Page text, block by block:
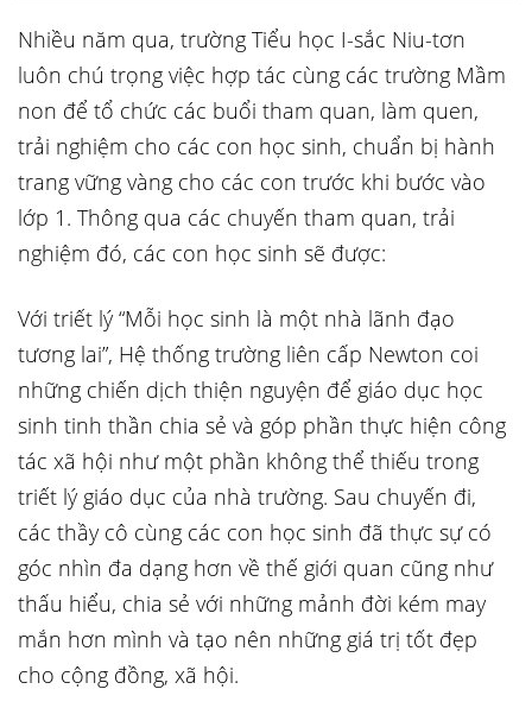
Nhiều năm qua, trường Tiểu học I-sắc Niu-tơn
luôn chú trọng việc hợp tác cùng các trường Mầm
non để tổ chức các buổi tham quan, làm quen,
trải nghiệm cho các con học sinh, chuẩn bị hành
trang vững vàng cho các con trước khi bước vào
lớp 1. Thông qua các chuyến tham quan, trải
nghiệm đó, các con học sinh sẽ được:
Với triết lý “Mỗi học sinh là một nhà lãnh đạo
tương lai”, Hệ thống trường liên cấp Newton coi
những chiến dịch thiện nguyện để giáo dục học
sinh tinh thần chia sẻ và góp phần thực hiện công
tác xã hội như một phần không thể thiếu trong
triết lý giáo dục của nhà trường. Sau chuyến đi,
các thầy cô cùng các con học sinh đã thực sự có
góc nhìn đa dạng hơn về thế giới quan cũng như
thấu hiểu, chia sẻ với những mảnh đời kém may
mắn hơn mình và tạo nên những giá trị tốt đẹp
cho cộng đồng, xã hội.